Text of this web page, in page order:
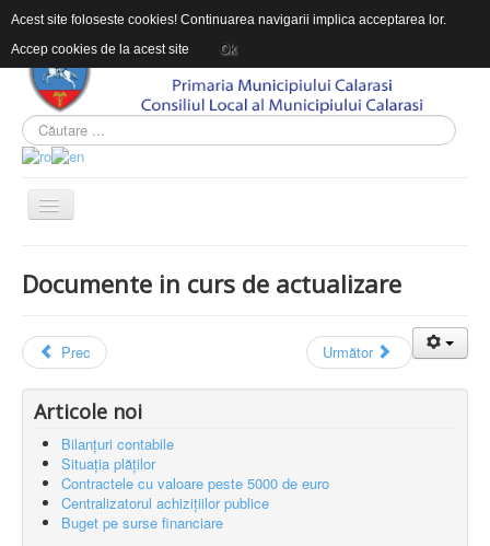
DESPRE DAS
INFORMAŢII DE INTERES PUBLIC
CONTACT
INTEGRITATEA INSTITUTIONALA
Sunteți aici: Acasă
Achiziții publice
Documente privind executia contractelor
Documente in curs de actualizare
Prec Următor
Articole noi
Bilanțuri contabile
Situația plăților
Contractele cu valoare peste 5000 de euro
Centralizatorul achizițiilor publice
Buget pe surse financiare
Acest site foloseste cookies! Continuarea navigarii implica acceptarea lor.
Accep cookies de la acest site
Ok